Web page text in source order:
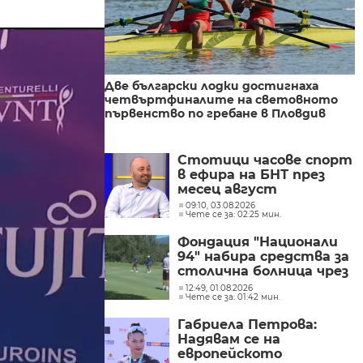
Две български лодки достигнаха
четвъртфиналите на световното
първенство по гребане в Пловдив
Стотици часове спорт
в ефира на БНТ през
месец август
09:10, 03.08.2026
Чете се за: 02:25 мин.
Фондация "Национали
94" набира средства за
столична болница чрез
благотворителен
турнир по голф
12:49, 01.08.2026
Чете се за: 01:42 мин.
Габриела Петрова:
Надявам се на
европейското